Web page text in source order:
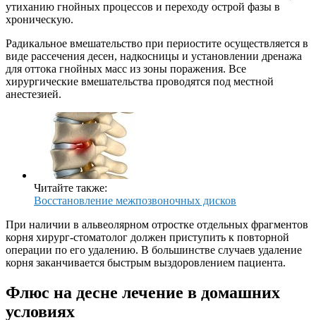
утиханию гнойных процессов и переходу острой фазы в
хроническую.
Радикальное вмешательство при периостите осуществляется в
виде рассечения десен, надкосницы и установлении дренажа
для оттока гнойных масс из зоны поражения. Все
хирургические вмешательства проводятся под местной
анестезией.
Читайте также:
Восстановление межпозвоночных дисков
При наличии в альвеолярном отростке отдельных фрагментов
корня хирург-стоматолог должен приступить к повторной
операции по его удалению. В большинстве случаев удаление
корня заканчивается быстрым выздоровлением пациента.
Флюс на десне лечение в домашних
условиях